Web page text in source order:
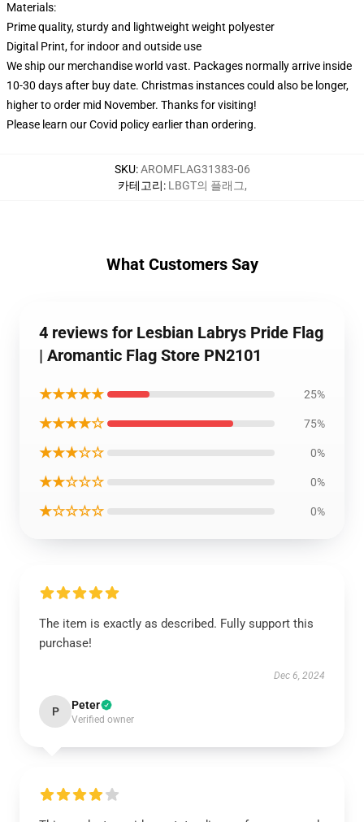
Materials:
Prime quality, sturdy and lightweight weight polyester
Digital Print, for indoor and outside use
We ship our merchandise world vast. Packages normally arrive inside
10-30 days after buy date. Christmas instances could also be longer,
higher to order mid November. Thanks for visiting!
Please learn our Covid policyearlier than ordering.
SKU:AROMFLAG31383-06
카테고리: LBGT의 플래그,
What Customers Say
4 reviews for Lesbian Labrys Pride Flag
| Aromantic Flag Store PN2101
★★★★★ 25%
★★★★☆ 75%
★★★☆☆ 0%
★★☆☆☆ 0%
★☆☆☆☆ 0%
The item is exactly as described. Fully support this
purchase!
Dec 6, 2024
P Peter
Verified owner